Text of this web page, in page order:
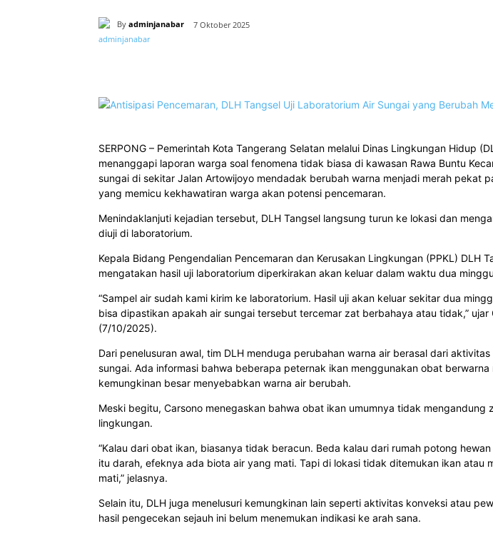
By adminjanabar 7 Oktober 2025
SERPONG – Pemerintah Kota Tangerang Selatan melalui Dinas Lingkungan Hidup
menanggapi laporan warga soal fenomena tidak biasa di kawasan Rawa Buntu
sungai di sekitar Jalan Artowijoyo mendadak berubah warna menjadi merah pekat
yang memicu kekhawatiran warga akan potensi pencemaran.
Menindaklanjuti kejadian tersebut, DLH Tangsel langsung turun ke lokasi dan
diuji di laboratorium.
Kepala Bidang Pengendalian Pencemaran dan Kerusakan Lingkungan (PPKL) DLH
mengatakan hasil uji laboratorium diperkirakan akan keluar dalam waktu dua
“Sampel air sudah kami kirim ke laboratorium. Hasil uji akan keluar sekitar dua
bisa dipastikan apakah air sungai tersebut tercemar zat berbahaya atau tidak,” ujar
(7/10/2025).
Dari penelusuran awal, tim DLH menduga perubahan warna air berasal dari
sungai. Ada informasi bahwa beberapa peternak ikan menggunakan obat berwarna
kemungkinan besar menyebabkan warna air berubah.
Meski begitu, Carsono menegaskan bahwa obat ikan umumnya tidak mengandung
lingkungan.
“Kalau dari obat ikan, biasanya tidak beracun. Beda kalau dari rumah potong hewan
itu darah, efeknya ada biota air yang mati. Tapi di lokasi tidak ditemukan ikan atau
mati,” jelasnya.
Selain itu, DLH juga menelusuri kemungkinan lain seperti aktivitas konveksi atau
hasil pengecekan sejauh ini belum menemukan indikasi ke arah sana.